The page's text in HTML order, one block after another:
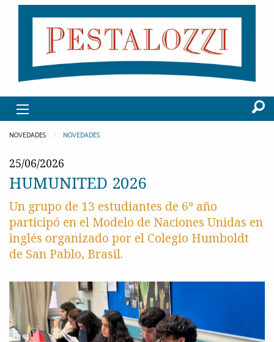
NOVEDADES NOVEDADES
25/06/2026
HUMUNITED 2026
Un grupo de 13 estudiantes de 6º año
participó en el Modelo de Naciones Unidas en
inglés organizado por el Colegio Humboldt
de San Pablo, Brasil.